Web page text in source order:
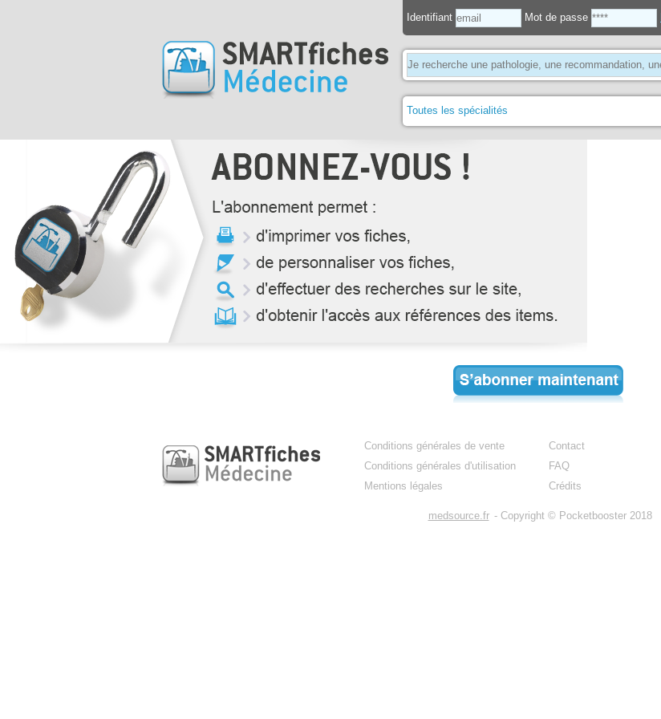
Identifiant Mot de passe
Toutes les spécialités
Conditions générales de vente
Conditions générales d'utilisation
Mentions légales
Contact
FAQ
Crédits
medsource.fr - Copyright © Pocketbooster 2018